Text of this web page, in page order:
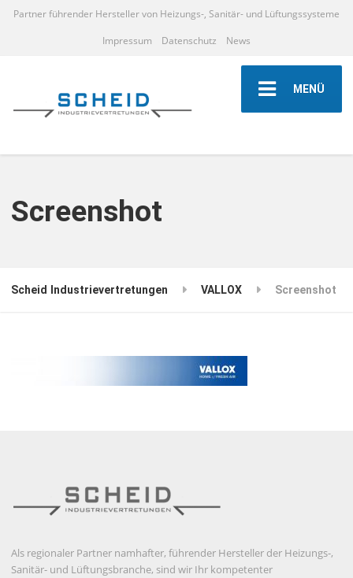
Partner führender Hersteller von Heizungs-, Sanitär- und Lüftungssysteme
Impressum
Datenschutz News
MENÜ
Screenshot
Scheid Industrievertretungen VALLOX Screenshot
Als regionaler Partner namhafter, führender Hersteller der Heizungs-,
Sanitär- und Lüftungsbranche, sind wir Ihr kompetenter